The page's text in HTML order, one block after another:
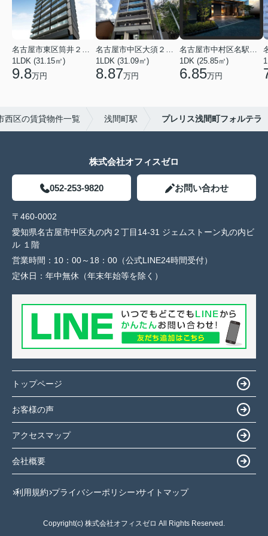
名古屋市東区筒井２丁目
1LDK (31.15㎡)
9.8万円
名古屋市中区大須２丁目
1LDK (31.09㎡)
8.87万円
名古屋市中村区名駅南３丁目
1DK (25.85㎡)
6.85万円
西区の賃貸物件一覧 浅間町駅 プレリス浅間町フォルテラ
株式会社オフィスゼロ
052-253-9820 お問い合わせ
〒460-0002
愛知県名古屋市中区丸の内２丁目14-31 ジェムストーン丸の内ビ
ル １階
営業時間： 10：00～18：00（公式LINE24時間受付）
定休日： 年中無休（年末年始等を除く）
トップページ
お客様の声
アクセスマップ
会社概要
利用規約 プライバシーポリシー サイトマップ
Copyright(c) 株式会社オフィスゼロ All Rights Reserved.